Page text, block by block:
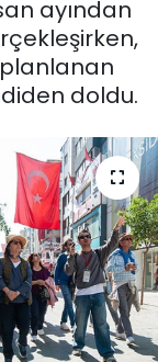
ayından
doldu.